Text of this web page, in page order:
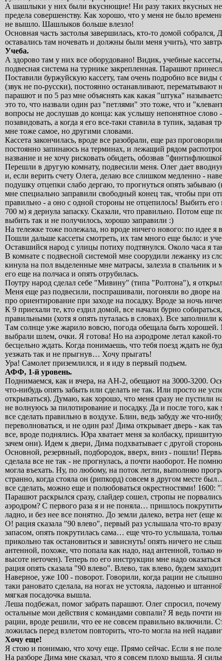
А шашлыки у них были вкуснющие! Ни разу таких вкусных не
предела совершенству. Как хорошо, что у меня не было
не вышло. Шашлыков больше влезло!
Основная часть застолья завершилась, кто-то домой
оставались там ночевать и должны были меня учить), что
Учеба.
А здорово там у них все оборудовано! Видик, учебные
подвесная система на турнике закрепленная. Парашют
Поставили буржуйскую кассету, там очень подробно все
(звук не по-русски), постоянно останавливают,
парашют и по 5 раз мне объяснять как какая "штука"
это то, что назвали один раз "петлями" это тоже, что и
вопросы не дослушав до конца: как услышу непонятное слово
позавидовать, а когда я его все-таки ставила в тупик,
мне тоже самое, но другими словами.
Кассета закончилась, вроде все разобрали, еще раз
постоянно запинаюсь на терминах, и лежащий рядом
название и не хочу рисковать обидеть, обозвав
Перешли в другую комнату, подвесили меня. Олег дает
и, если верить счету Олега, делаю все слишком медленно -
подушку отцепки слабо дергаю, то прогнуться опять забываю
мне специально заправили свободный конец так, чтобы при
правильно - а оно с одной стороны не отцепилось! Выбить
700 м) я дернула запаску. Сказали, что правильно. Потом еще
выбить так и не получилось, хорошо заправили :)
На тележке тоже полежала, но вроде ничего нового: по идее я
Пошли дальше кассеты смотреть, их там много еще было: и
Оставшийся народ с улицы потиху подтянулся. Около часа я
В комнате с подвесной системой мне соорудили лежанку из
кинула на пол выделенные мне матрасы, залезла в спальник и
его еще на полчаса и опять отрубилась.
Поутру народ сделал себе "Мивину" (типа "Ролтона"), я
Меня еще раз подвесили, поспрашивали, погоняли во дворе
про ориентирование при заходе на посадку. Вроде за ночь
К 9 приехали те, кто ездил домой, все начали бурно
правильными (хотя я опять путалась в словах). Все
Там солнце уже жарило вовсю, погода обещала быть хорошей.
выбрали шлем, очки. Я готова! Но на аэродроме летал какой-
бесцельно ждать. Когда понимаешь, что тебя поезд ждать не
уезжать так и не прыгнув… Хочу прыгать!
Ура! Самолет приземлился, и я иду в первый подъем.
АФФ, 1-й уровень.
Поднимаемся, как и вчера, на АН-2, обещают на 3000-3200.
что-нибудь опять забыть или сделать не так. Или просто не
открываться). Думаю, как хорошо, что меня сразу не пустили
не волнуюсь за пилотирование и посадку. Да и после того,
все сделать правильно в воздухе. Блин, ведь забуду же
переволноваться, и не один раз! Дима открывает дверь - как
все, вроде поднялись. Юра хватает меня за колбаску,
зачем они). Идем к двери, Дима подхватывает с другой
Основной, резервный, подбородок, вверх, вниз - пошли!
сделала все не так - не прогнулась, а почти наоборот. Не
могла въехать. Ну, по любому, на поток легли, выполняю
странно, когда стояла он (рипкорд) совсем в другом месте
все сделать, можно еще и полюбоваться окрестностями!
Парашют раскрылся сразу, слайдер сошел, стропы не
аэродром? С первого раза я и не поняла… пришлось
ладно, и без нее все понятно. До земли далеко, ветра нет
О! рация сказала "90 влево", первый раз услышала что-то
запасом, опять покрутилась сама… еще что-то услышала,
прикольно так остановиться и зависнуть! опять ничего не
антенной, похоже, что попала как надо, над антенной, только
высоте неточен). Теперь по его инструкции мне надо
рация опять сказала "90 влево". Влево, так влево, будем
Наверное, уже 100 - поворот. Говорили, когда рации не
таки рановато сделала, на ногах не устояла, ладонью и
мягкая посадочка вышла.
Леша подбежал, помог забрать парашют. Олег спросил,
остальные мои действия с командами совпали? Я ведь почти
рации, вроде решили, что ее не совсем правильно включили.
ложилась перед взлетом повторить, что-то могла на ней
Хочу еще!
Я стою и понимаю, что хочу еще. Прямо сейчас. Если я не
На разборе Дима мне сказал, что я совсем плохо вышла. Я